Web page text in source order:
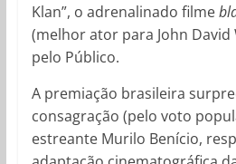
Klan”, o adrenalinado filme
(melhor ator para John
pelo Público.
A premiação brasileira
consagração (pelo voto
estreante Murilo Benício,